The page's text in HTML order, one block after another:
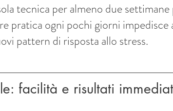
tecnica per almeno due
pratica ogni pochi giorni impedisce
pattern di risposta allo stress.
facilità e risultati